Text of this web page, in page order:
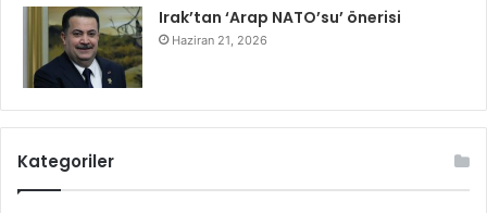
Irak’tan ‘Arap NATO’su’ önerisi
Haziran 21, 2026
Kategoriler